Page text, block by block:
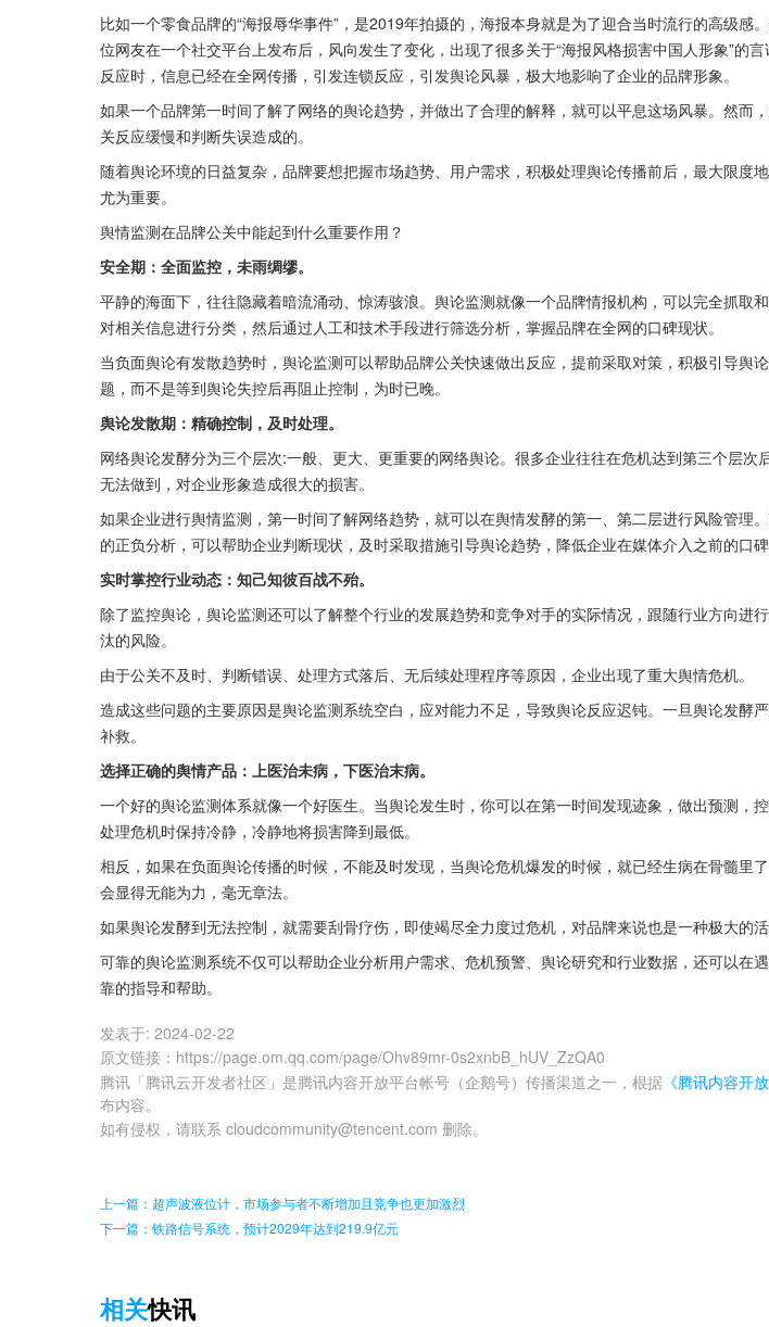
比如一个零食品牌的“海报辱华事件”，是2019年拍摄的，海报本身就是为了迎合当时流行的高级感
位网友在一个社交平台上发布后，风向发生了变化，出现了很多关于“海报风格损害中国人形象”的
反应时，信息已经在全网传播，引发连锁反应，引发舆论风暴，极大地影响了企业的品牌形象。
如果一个品牌第一时间了解了网络的舆论趋势，并做出了合理的解释，就可以平息这场风暴。然而
关反应缓慢和判断失误造成的。
随着舆论环境的日益复杂，品牌要想把握市场趋势、用户需求，积极处理舆论传播前后，最大限度
尤为重要。
舆情监测在品牌公关中能起到什么重要作用？
安全期：全面监控，未雨绸缪。
平静的海面下，往往隐藏着暗流涌动、惊涛骇浪。舆论监测就像一个品牌情报机构，可以完全抓取
对相关信息进行分类，然后通过人工和技术手段进行筛选分析，掌握品牌在全网的口碑现状。
当负面舆论有发散趋势时，舆论监测可以帮助品牌公关快速做出反应，提前采取对策，积极引导舆
题，而不是等到舆论失控后再阻止控制，为时已晚。
舆论发散期：精确控制，及时处理。
网络舆论发酵分为三个层次:一般、更大、更重要的网络舆论。很多企业往往在危机达到第三个层次
无法做到，对企业形象造成很大的损害。
如果企业进行舆情监测，第一时间了解网络趋势，就可以在舆情发酵的第一、第二层进行风险管理
的正负分析，可以帮助企业判断现状，及时采取措施引导舆论趋势，降低企业在媒体介入之前的口碑
实时掌控行业动态：知己知彼百战不殆。
除了监控舆论，舆论监测还可以了解整个行业的发展趋势和竞争对手的实际情况，跟随行业方向进
汰的风险。
由于公关不及时、判断错误、处理方式落后、无后续处理程序等原因，企业出现了重大舆情危机。
造成这些问题的主要原因是舆论监测系统空白，应对能力不足，导致舆论反应迟钝。一旦舆论发酵
补救。
选择正确的舆情产品：上医治未病，下医治末病。
一个好的舆论监测体系就像一个好医生。当舆论发生时，你可以在第一时间发现迹象，做出预测，
处理危机时保持冷静，冷静地将损害降到最低。
相反，如果在负面舆论传播的时候，不能及时发现，当舆论危机爆发的时候，就已经生病在骨髓里
会显得无能为力，毫无章法。
如果舆论发酵到无法控制，就需要刮骨疗伤，即使竭尽全力度过危机，对品牌来说也是一种极大的活
可靠的舆论监测系统不仅可以帮助企业分析用户需求、危机预警、舆论研究和行业数据，还可以在
靠的指导和帮助。
发表于: 2024-02-22
原文链接 ： https://page.om.qq.com/page/Ohv89mr-0s2xnbB_hUV_ZzQA0
腾讯「腾讯云开发者社区」是腾讯内容开放平台帐号（企鹅号）传播渠道之一，根据 《腾讯内容开
布内容。
如有侵权，请联系 cloudcommunity@tencent.com 删除。
上一篇：超声波液位计，市场参与者不断增加且竞争也更加激烈
下一篇：铁路信号系统，预计2029年达到219.9亿元
相关快讯